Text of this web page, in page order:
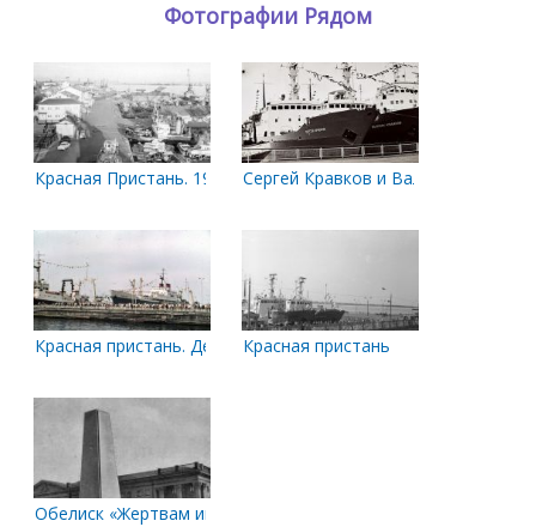
Фотографии Рядом
Красная Пристань. 1972 год.Сергей Кравков и Валериан
Красная пристань. День Рыбака.Красная пристань
Обелиск «Жертвам интервенции 1918—1920 гг.»